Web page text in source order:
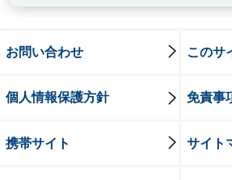
お問い合わせ このサ
個人情報保護方針 免責事
携帯サイト サイト